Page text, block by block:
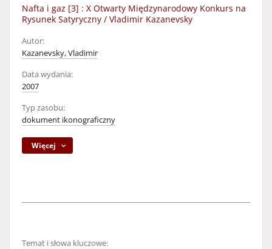
Nafta i gaz [3] : X Otwarty Międzynarodowy Konkurs na
Rysunek Satyryczny / Vladimir Kazanevsky
Autor:
Kazanevsky, Vladimir
Data wydania:
2007
Typ zasobu:
dokument ikonograficzny
Więcej
Temat i słowa kluczowe: